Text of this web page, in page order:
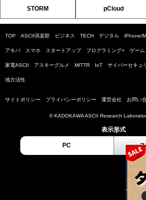
STORM pCloud
TOP ASCII倶楽部 ビジネス TECH デジタル iPhone/
アキバ スマホ スタートアップ プログラミング+ ゲーム
家電ASCII アスキーグルメ MITTR IoT サイバーセキュ
地方活性
サイトポリシー プライバシーポリシー 運営会社 お問い
© KADOKAWA ASCII Research
表示形式
PC